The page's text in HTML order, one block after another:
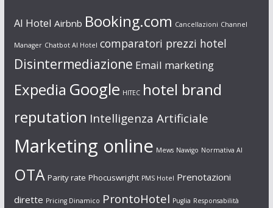
AI Hotel Airbnb Booking.com Cancellazioni Channel
Manager Chatbot AI Hotel comparatori prezzi hotel
Disintermediazione Email marketing
Expedia Google HITEC hotel brand
reputation Intelligenza Artificiale
Marketing online Mews Nawigo Normativa AI
OTA Parity rate Phocuswright PMS Hotel Prenotazioni
dirette Pricing Dinamico ProntoHotel Puglia Responsabilità